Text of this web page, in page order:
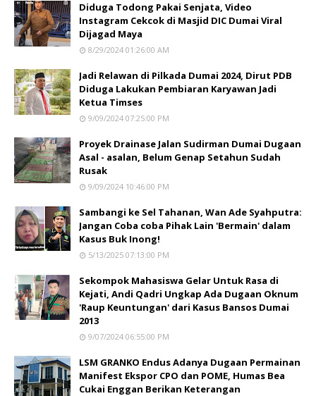
Diduga Todong Pakai Senjata, Video
Instagram Cekcok di Masjid DIC Dumai Viral
Dijagad Maya
8/29/2024 01:26:00 AM
Jadi Relawan di Pilkada Dumai 2024, Dirut PDB
Diduga Lakukan Pembiaran Karyawan Jadi
Ketua Timses
9/09/2024 07:25:00 PM
Proyek Drainase Jalan Sudirman Dumai Dugaan
Asal - asalan, Belum Genap Setahun Sudah
Rusak
9/09/2024 10:46:00 PM
Sambangi ke Sel Tahanan, Wan Ade Syahputra:
Jangan Coba coba Pihak Lain 'Bermain' dalam
Kasus Buk Inong!
5/13/2025 07:13:00 PM
Sekompok Mahasiswa Gelar Untuk Rasa di
Kejati, Andi Qadri Ungkap Ada Dugaan Oknum
'Raup Keuntungan' dari Kasus Bansos Dumai
2013
9/07/2024 06:55:00 PM
LSM GRANKO Endus Adanya Dugaan Permainan
Manifest Ekspor CPO dan POME, Humas Bea
Cukai Enggan Berikan Keterangan